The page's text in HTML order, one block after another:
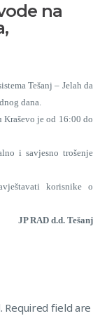
na
Tešanj – Jelah da
dana.
je od 16:00 do
i savjesno trošenje
korisnike o
Required field are